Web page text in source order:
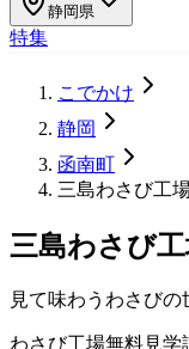
静岡県
特集
こでかけ
静岡
函南町
三島わさび工
三島わさび
見て味わうわさび
わさび工場無料見学